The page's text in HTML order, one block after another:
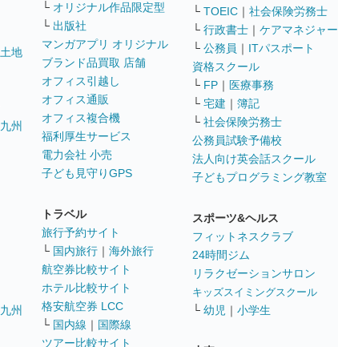
土地
九州
九州
└ オリジナル作品限定型
└ 出版社
マンガアプリ オリジナル
ブランド品買取 店舗
オフィス引越し
オフィス通販
オフィス複合機
福利厚生サービス
電力会社 小売
子ども見守りGPS
トラベル
旅行予約サイト
└ 国内旅行 ｜ 海外旅行
航空券比較サイト
ホテル比較サイト
格安航空券 LCC
└ 国内線 ｜ 国際線
ツアー比較サイト
└ TOEIC ｜ 社会保険労務士
└ 行政書士 ｜ ケアマネジャー
└ 公務員 ｜ ITパスポート
資格スクール
└ FP ｜ 医療事務
└ 宅建 ｜ 簿記
└ 社会保険労務士
公務員試験予備校
法人向け英会話スクール
子どもプログラミング教室
スポーツ&ヘルス
フィットネスクラブ
24時間ジム
リラクゼーションサロン
キッズスイミングスクール
└ 幼児 ｜ 小学生